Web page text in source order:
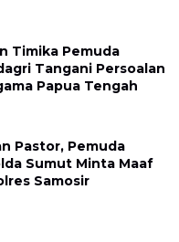
Timika Pemuda
Tangani Persoalan
Papua Tengah
Pastor, Pemuda
Sumut Minta Maaf
Samosir